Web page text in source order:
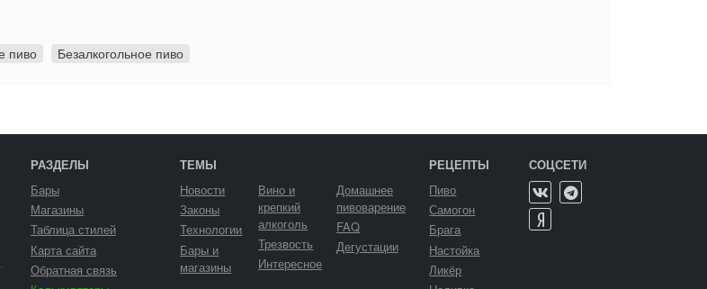
пиво Безалкогольное пиво
РАЗДЕЛЫ
Бары
Магазины
Таблица стилей
Карта сайта
Обратная связь
ТЕМЫ
Новости
Законы
Технологии
Бары и
магазины
Вино и
крепкий
алкоголь
Трезвость
Интересное
Домашнее
пивоварение
FAQ
Дегустации
РЕЦЕПТЫ
Пиво
Самогон
Брага
Настойка
Ликёр
СОЦСЕТИ